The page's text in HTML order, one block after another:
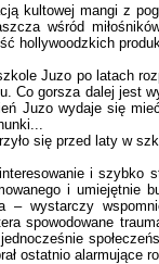
kultowej mangi z
wśród
hollywoodzkich
Juzo po latach
Co gorsza dalej jest
Juzo wydaje się
się przed laty w
i
i
wystarczy
spowodowane
ostatnio alarmujące